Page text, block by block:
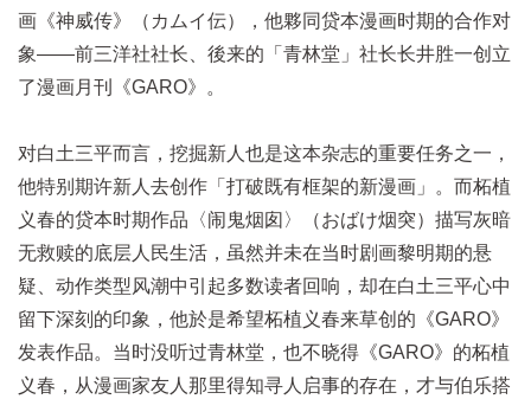
画《神威传》（カムイ伝），他夥同贷本漫画时期的合作对
象——前三洋社社长、後来的「青林堂」社长长井胜一创立
了漫画月刊《GARO》。
对白土三平而言，挖掘新人也是这本杂志的重要任务之一，
他特别期许新人去创作「打破既有框架的新漫画」。而柘植
义春的贷本时期作品〈闹鬼烟囱〉（おばけ烟突）描写灰暗
无救赎的底层人民生活，虽然并未在当时剧画黎明期的悬
疑、动作类型风潮中引起多数读者回响，却在白土三平心中
留下深刻的印象，他於是希望柘植义春来草创的《GARO》
发表作品。当时没听过青林堂，也不晓得《GARO》的柘植
义春，从漫画家友人那里得知寻人启事的存在，才与伯乐搭